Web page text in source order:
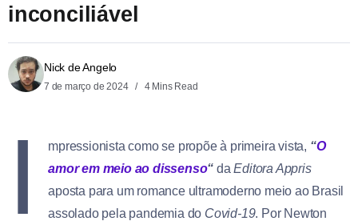
inconciliável
Nick de Angelo
7 de março de 2024 4 Mins Read
I mpressionista como se propõe à primeira vista, “O
amor em meio ao dissenso“ daEditora Appris
aposta para um romance ultramoderno meio ao Brasil
assolado pela pandemia do Covid-19. Por Newton